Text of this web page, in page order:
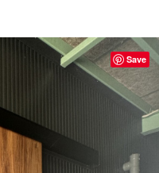
Save